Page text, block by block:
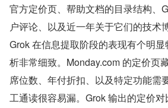
官方定价页、帮助文档的目录结构、
户评论、以及近一年关于它们的技术
Grok 在信息提取阶段的表现有个明
析非常细致。Monday.com 的定价页
席位数、年付折扣、以及特定功能需
工通读很容易漏。Grok 输出的定价